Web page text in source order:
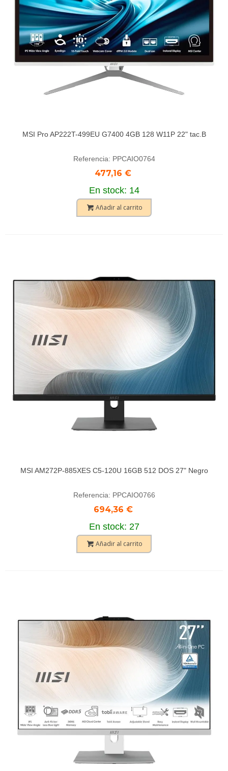
MSI Pro AP222T-499EU G7400 4GB 128 W11P 22" tac.B
Referencia: PPCAIO0764
477,16 €
En stock: 14
Añadir al carrito
MSI AM272P-885XES C5-120U 16GB 512 DOS 27" Negro
Referencia: PPCAIO0766
694,36 €
En stock: 27
Añadir al carrito